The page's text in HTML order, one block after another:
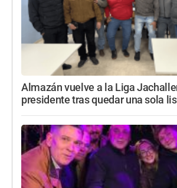
Almazán vuelve a la Liga
presidente tras quedar una sola